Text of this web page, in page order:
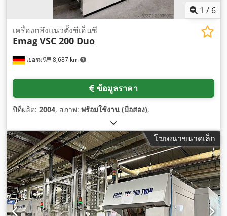
1 / 6
เยอรมนี 8,687 km
เครื่องกลึงแนวตั้งซีเอ็นซี
EmagVSC 200 Duo
ข้อมูลราคา
ปีที่ผลิต: 2004, สภาพ: พร้อมใช้งาน (มือสอง),
โฆษณาขนาดเล็ก